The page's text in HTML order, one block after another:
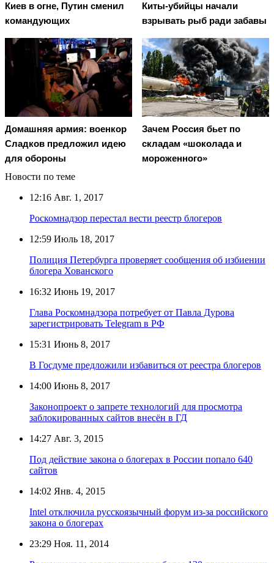
Киев в огне, Путин сменил
командующих
Киты-убийцы начали
взрывать рыб ради забавы
Домашняя армия: военкор
Сладков предложил идею
для обороны
Зачем Россия бьет по
складам «шоколада и
мороженного»
Новости по теме
12:16 Авг. 1, 2017
Роскомнадзор перестал вести реестр блогеров
12:59 Июль 18, 2017
Полиция Петербурга проверяет сообщения об избиении
блогера Хованского
16:32 Июнь 19, 2017
Глава Роскомнадзора потребует от Павла Дурова
зарегистрировать Telegram в РФ
15:31 Июнь 8, 2017
В Госдуме предложили избавиться от реестра блогеров
14:00 Июнь 8, 2017
Законопроект о запрете технологий для просмотра
заблокированных сайтов внесён в ГД
14:27 Авг. 3, 2015
Под действие закона о блогерах в России попало 640
сайтов
14:02 Янв. 4, 2015
Intel отключила русскоязычный форум из-за российского
закона о блогерах
23:29 Ноя. 11, 2014